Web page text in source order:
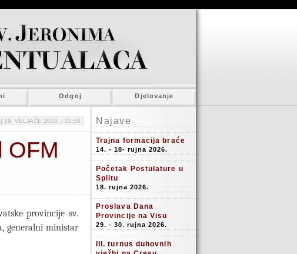
Odgoj Djelovanje
| 19. VELJAČE 2018. | 21:50
OFM
provincije sv.
generalni ministar
Najave
Trajna formacija braće
14. - 18- rujna 2026.
Početak Postulature u
Splitu
18. rujna 2026.
Proslava Dana
Provincije na Visu
29. - 30. rujna 2026.
III. turnus duhovnih